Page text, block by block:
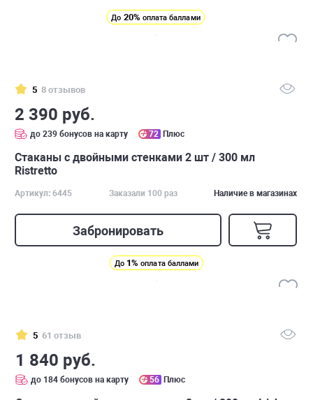
До 20% оплата баллами
5 8 отзывов
2 390 руб.
до 239 бонусов на карту 72 Плюс
Стаканы с двойными стенками 2 шт / 300 мл
Ristretto
Артикул: 6445 Заказали 100 раз Наличие в магазинах
Забронировать
До 1% оплата баллами
5 61 отзыв
1 840 руб.
до 184 бонусов на карту 56 Плюс